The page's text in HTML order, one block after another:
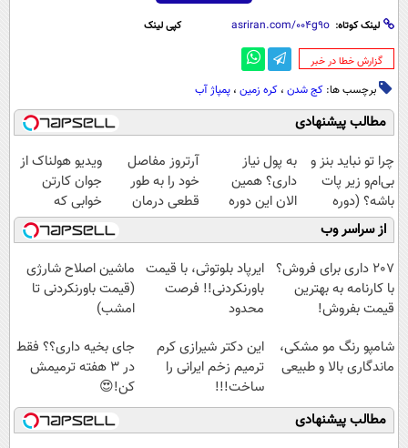
لینک کوتاه: کپی لینک
‌گزارش خطا در خبر
برچسب ها: کج شدن ، کره زمین ، پمپاژ آب‌
مطالب پیشنهادی
چرا تو نباید بنز و
بی‌ام‌و زیر پات
باشه؟ (دوره
رایگان درآمد
میلیاردی)
به پول نیاز
داری؟ همین
الان این دوره
رایگان رو شرکت
کن تا دیر نشده!
آرتروز مفاصل
خود را به طور
قطعی درمان
کنید!
◗پرسش‌نامه◖
ویدیو هولناک از
جوان کارتن
خوابی که
میلیاردر شد.
آموزش رایگان
از سراسر وب
207 داری برای فروش؟
با کارنامه به بهترین
قیمت بفروش!
ایرپاد بلوتوثی، با قیمت
باورنکردنی!! فرصت
محدود
ماشین اصلاح شارژی
(قیمت باورنکردنی تا
امشب)
شامپو رنگ مو مشکی،
ماندگاری بالا و طبیعی
این دکتر شیرازی کرم
ترمیم زخم ایرانی را
ساخت!!!
جای بخیه داری؟؟ فقط
در 3 هفته ترمیمش
کن!😍
مطالب پیشنهادی